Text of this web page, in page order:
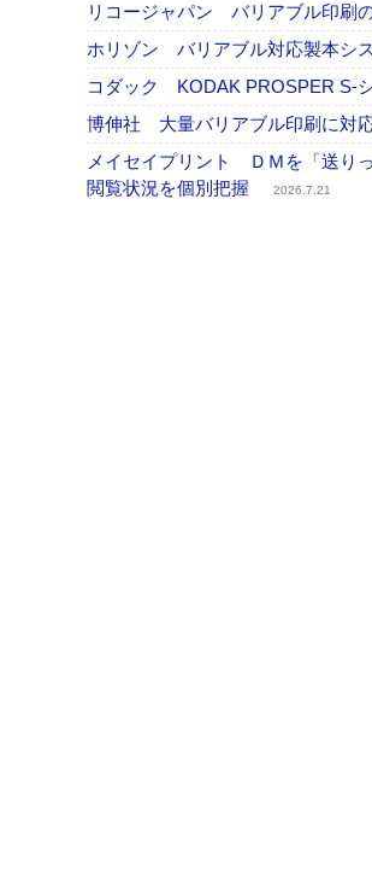
リコージャパン バリアブル印刷
ホリゾン バリアブル対応製本シ
コダック KODAK PROSPER S-
博伸社 大量バリアブル印刷に対
メイセイプリント ＤＭを「送り
閲覧状況を個別把握
2026.7.21